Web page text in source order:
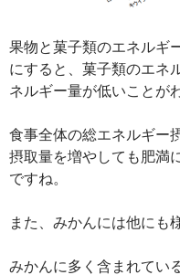
果物と菓子類のエネルギ
にすると、菓子類のエネ
ネルギー量が低いことが
食事全体の総エネルギー
摂取量を増やしても肥満
ですね。
また、みかんには他にも
みかんに多く含まれてい